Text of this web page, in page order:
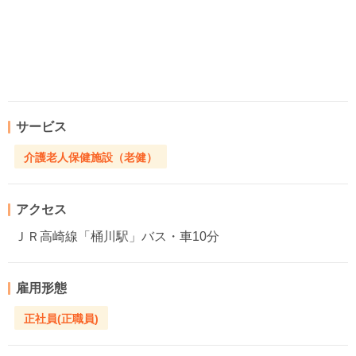
サービス
介護老人保健施設（老健）
アクセス
ＪＲ高崎線「桶川駅」バス・車10分
雇用形態
正社員(正職員)